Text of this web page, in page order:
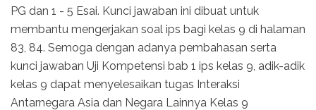
PG dan 1 - 5 Esai. Kunci jawaban ini dibuat untuk
membantu mengerjakan soal ips bagi kelas 9 di halaman
83, 84. Semoga dengan adanya pembahasan serta
kunci jawaban Uji Kompetensi bab 1 ips kelas 9, adik-adik
kelas 9 dapat menyelesaikan tugas Interaksi
Antarnegara Asia dan Negara Lainnya Kelas 9